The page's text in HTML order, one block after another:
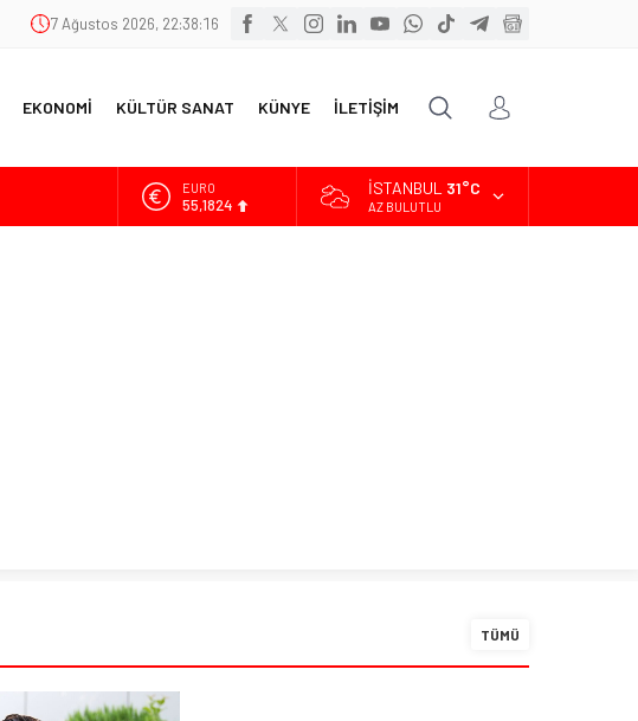
7 Ağustos 2026, 22:38:17
EKONOMİ KÜLTÜR SANAT KÜNYE İLETİŞİM
ALTIN
6.662,10
İSTANBUL 31°C
AZ BULUTLU
TÜMÜ